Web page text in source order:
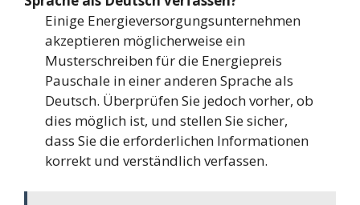
Einige Energieversorgungsunternehmen
akzeptieren möglicherweise ein
Musterschreiben für die Energiepreis
Pauschale in einer anderen Sprache als
Deutsch. Überprüfen Sie jedoch vorher, ob
dies möglich ist, und stellen Sie sicher,
dass Sie die erforderlichen Informationen
korrekt und verständlich verfassen.